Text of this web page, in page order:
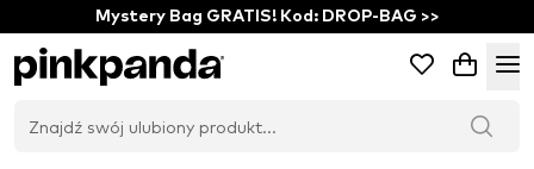
Mystery Bag GRATIS! Kod: DROP-BAG >>